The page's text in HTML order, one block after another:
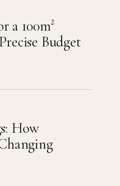
a 100m²
Budget
How